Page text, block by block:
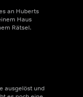
an Huberts
Haus
Rätsel.
ausgelöst und